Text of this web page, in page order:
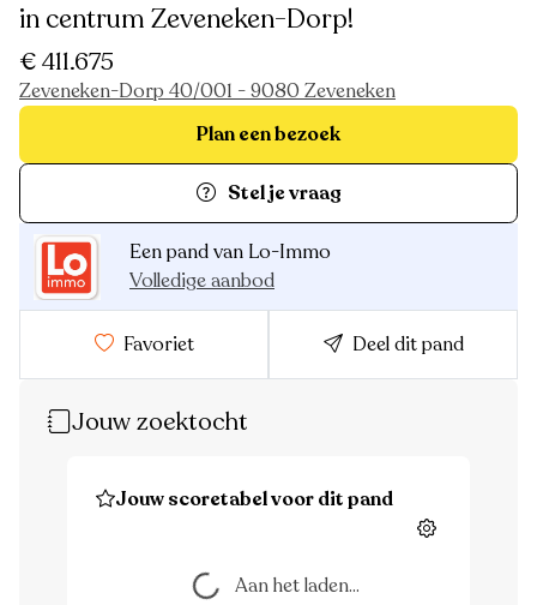
in centrum Zeveneken-Dorp!
€ 411.675
Zeveneken-Dorp 40/001 - 9080 Zeveneken
Plan een bezoek
Stel je vraag
Een pand van Lo-Immo
Volledige aanbod
Favoriet Deel dit pand
Jouw zoektocht
Jouw scoretabel voor dit pand
Instellingen
Aan het laden...
Aan het laden...